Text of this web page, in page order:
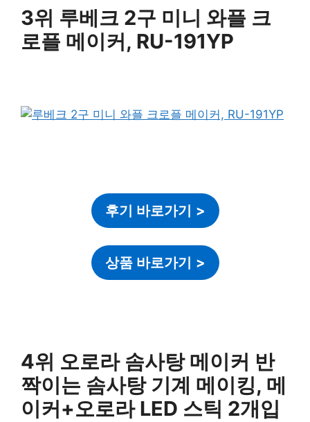
3위 루베크 2구 미니 와플 크
로플 메이커, RU-191YP
후기 바로가기 >
상품 바로가기 >
4위 오로라 솜사탕 메이커 반
짝이는 솜사탕 기계 메이킹, 메
이커+오로라 LED 스틱 2개입